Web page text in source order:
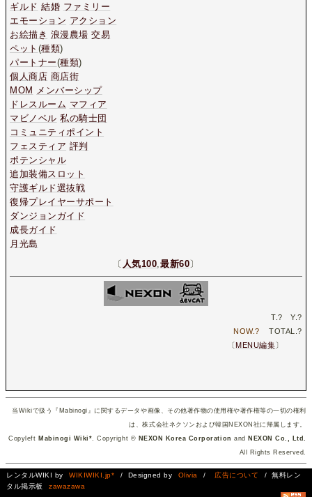
ギルド 結婚 ファミリー
エモーション アクション
お絵描き 浪漫農場 交易
ペット (種類)
パートナー(種類)
個人商店 商店街
MOM
メンバーシップ
ドレスルーム マフィア
マビノベル 私の騎士団
コミュニティポイント
フェスティア 評判
ポテンシャル
追加装備スロット
守護ギルド選抜戦
復帰プレイヤーサポート
ダンジョンガイド
成長ガイド
月光島
〔 人気100,最新60〕
T.? Y.?
NOW.? TOTAL.?
〔MENU編集〕
当Wikiで扱う『Mabinogi』に関するデータや画像、その他著作物の使用権や著作権等の一切の権利
は、株式会社ネクソンおよび韓国NEXON社に帰属します。
Copyleft Mabinogi Wiki* . Copyright © NEXON Korea Corporation and NEXON Co., Ltd.
All Rights Reserved.
レンタルWIKI by WIKIWIKI.jp* / Designed by Olivia / 広告について
/ 無料レン
タル掲示板
zawazawa